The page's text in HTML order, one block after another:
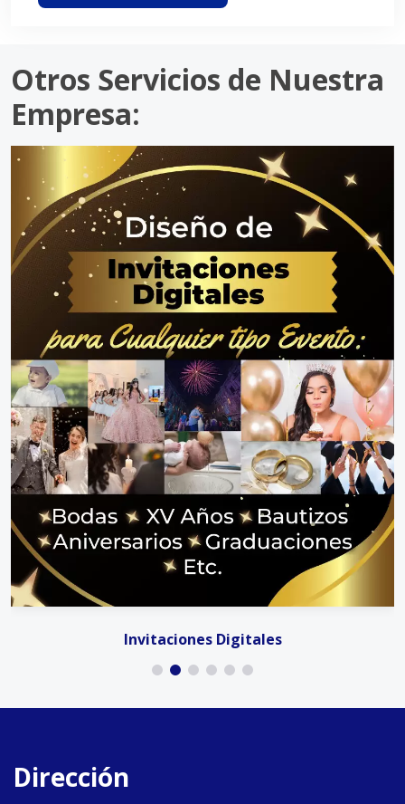
Otros Servicios de Nuestra
Empresa:
Invitaciones Digitales
Dirección